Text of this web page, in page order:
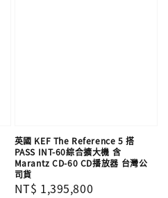
英國 KEF The Reference 5 搭
PASS INT-60綜合擴大機 含
Marantz CD-60 CD播放器 台灣公
司貨
Regular
NT$ 1,395,800